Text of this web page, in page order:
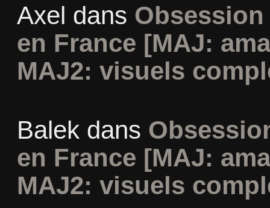
Axel dans
en France [MAJ:
MAJ2: visuels
Balekdans
en France [MAJ:
MAJ2: visuels